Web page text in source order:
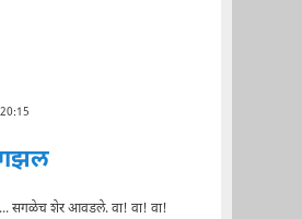
सगळेच शेर आवडले. वा! वा! वा!